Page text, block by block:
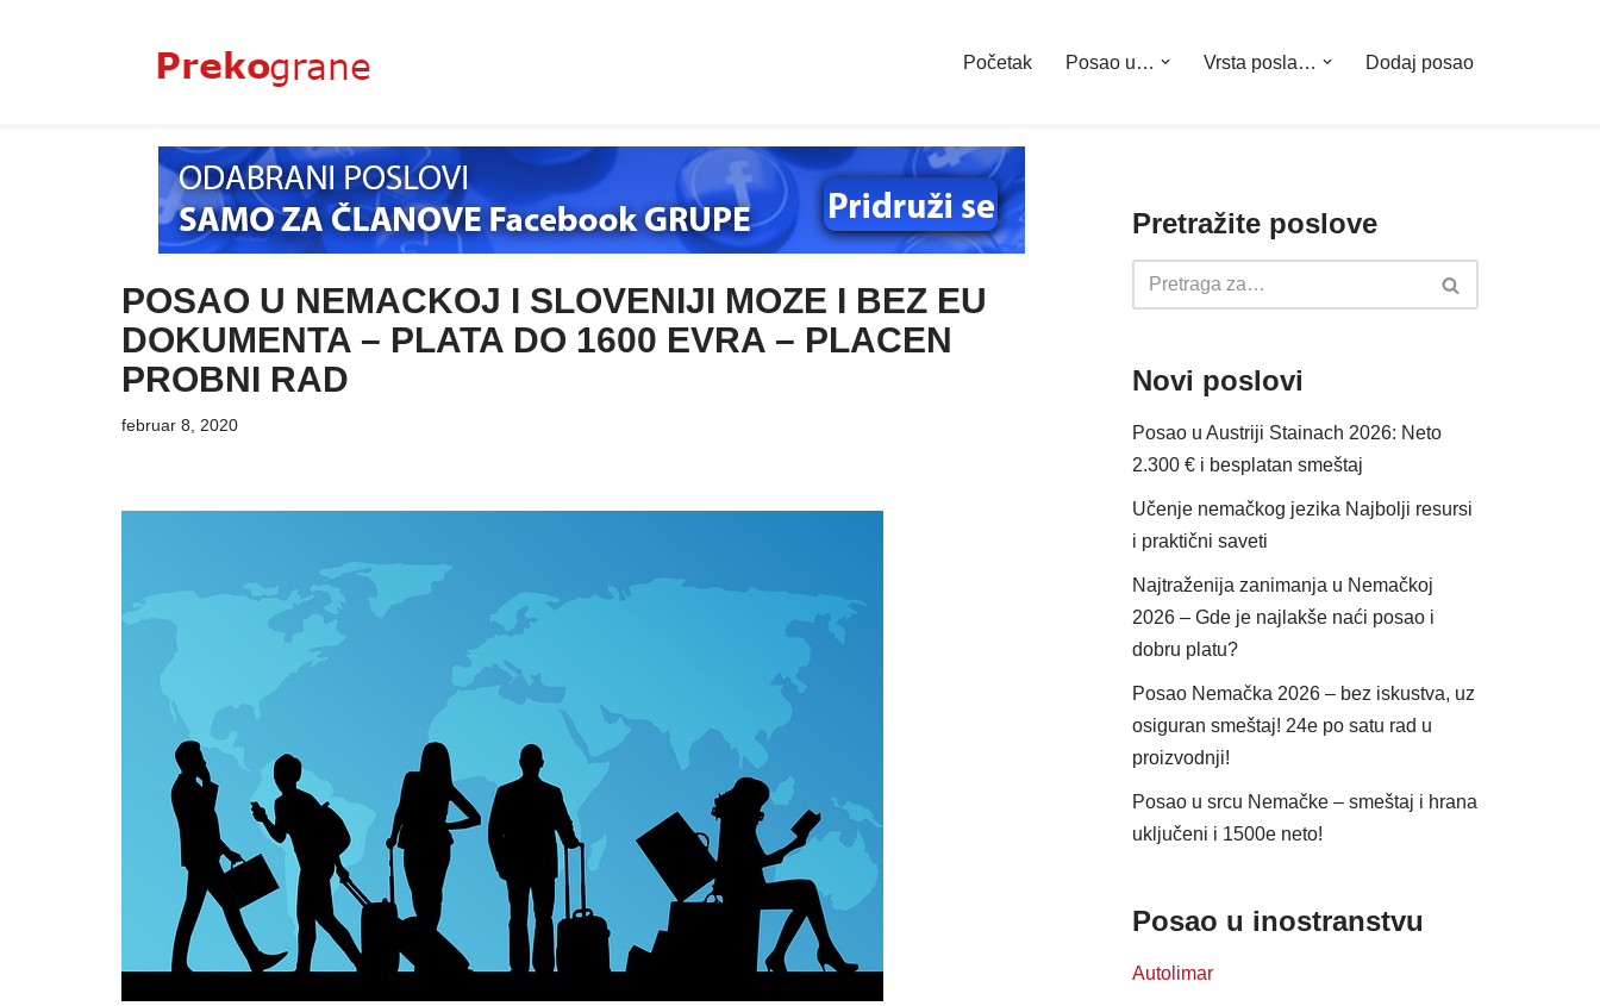
Početak Posao u… Vrsta posla… Dodaj posao
POSAO U NEMACKOJ I SLOVENIJI MOZE I BEZ EU
DOKUMENTA – PLATA DO 1600 EVRA – PLACEN
PROBNI RAD
februar 8, 2020
Pretražite poslove
Novi poslovi
Posao u Austriji Stainach 2026: Neto
2.300 € i besplatan smeštaj
Učenje nemačkog jezika Najbolji resursi
i praktični saveti
Najtraženija zanimanja u Nemačkoj
2026 – Gde je najlakše naći posao i
dobru platu?
Posao Nemačka 2026 – bez iskustva, uz
osiguran smeštaj! 24e po satu rad u
proizvodnji!
Posao u srcu Nemačke – smeštaj i hrana
uključeni i 1500e neto!
Posao u inostranstvu
Autolimar